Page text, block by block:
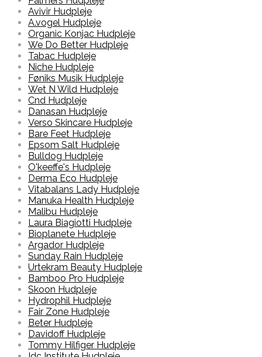
Avivir Hudpleje
A.vogel Hudpleje
Organic Konjac Hudpleje
We Do Better Hudpleje
Tabac Hudpleje
Niche Hudpleje
Føniks Musik Hudpleje
Wet N Wild Hudpleje
Cnd Hudpleje
Danasan Hudpleje
Verso Skincare Hudpleje
Bare Feet Hudpleje
Epsom Salt Hudpleje
Bulldog Hudpleje
O'keeffe's Hudpleje
Derma Eco Hudpleje
Vitabalans Lady Hudpleje
Manuka Health Hudpleje
Malibu Hudpleje
Laura Biagiotti Hudpleje
Bioplanete Hudpleje
Argador Hudpleje
Sunday Rain Hudpleje
Urtekram Beauty Hudpleje
Bamboo Pro Hudpleje
Skoon Hudpleje
Hydrophil Hudpleje
Fair Zone Hudpleje
Beter Hudpleje
Davidoff Hudpleje
Tommy Hilfiger Hudpleje